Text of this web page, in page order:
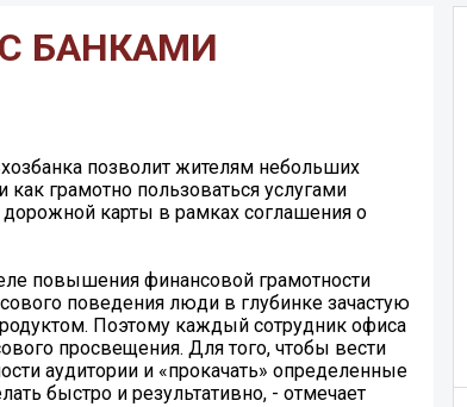
БАНКАМИ
позволит жителям небольших
грамотно пользоваться услугами
карты в рамках соглашения о
повышения финансовой грамотности
поведения люди в глубинке зачастую
Поэтому каждый сотрудник офиса
просвещения. Для того, чтобы вести
аудитории и «прокачать» определенные
быстро и результативно, - отмечает